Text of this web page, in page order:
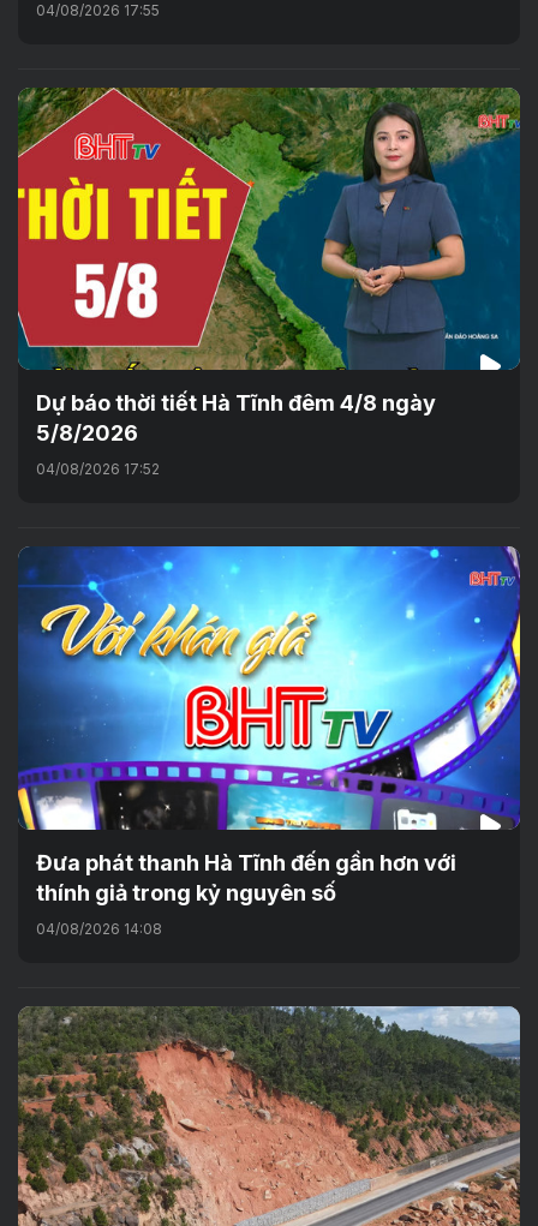
04/08/2026 17:55
Dự báo thời tiết Hà Tĩnh đêm 4/8 ngày
5/8/2026
04/08/2026 17:52
Đưa phát thanh Hà Tĩnh đến gần hơn với
thính giả trong kỷ nguyên số
04/08/2026 14:08